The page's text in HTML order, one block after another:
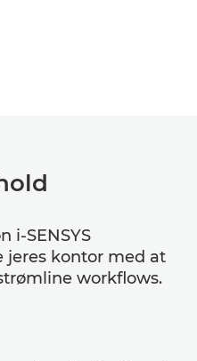
i-SENSYS
jeres kontor med at
workflows.